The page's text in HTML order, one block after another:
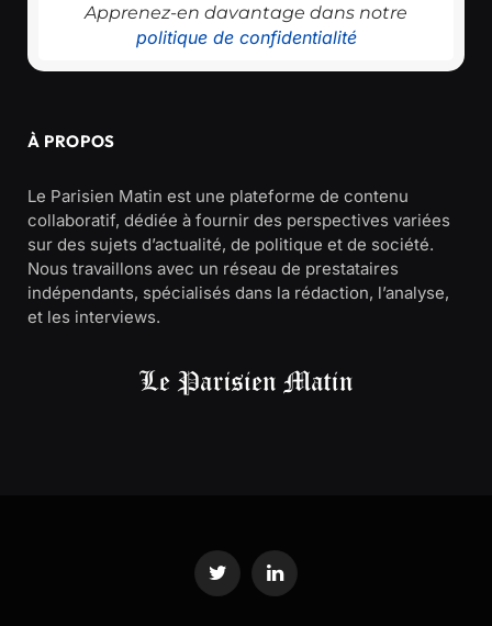
Apprenez-en davantage dans notre
politique de confidentialité
À PROPOS
Le Parisien Matin est une plateforme de contenu
collaboratif, dédiée à fournir des perspectives variées
sur des sujets d’actualité, de politique et de société.
Nous travaillons avec un réseau de prestataires
indépendants, spécialisés dans la rédaction, l’analyse,
et les interviews.
Twitter LinkedIn